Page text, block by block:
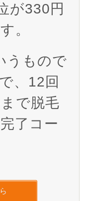
が330円
。
うもので
、12回
で脱毛
了コー